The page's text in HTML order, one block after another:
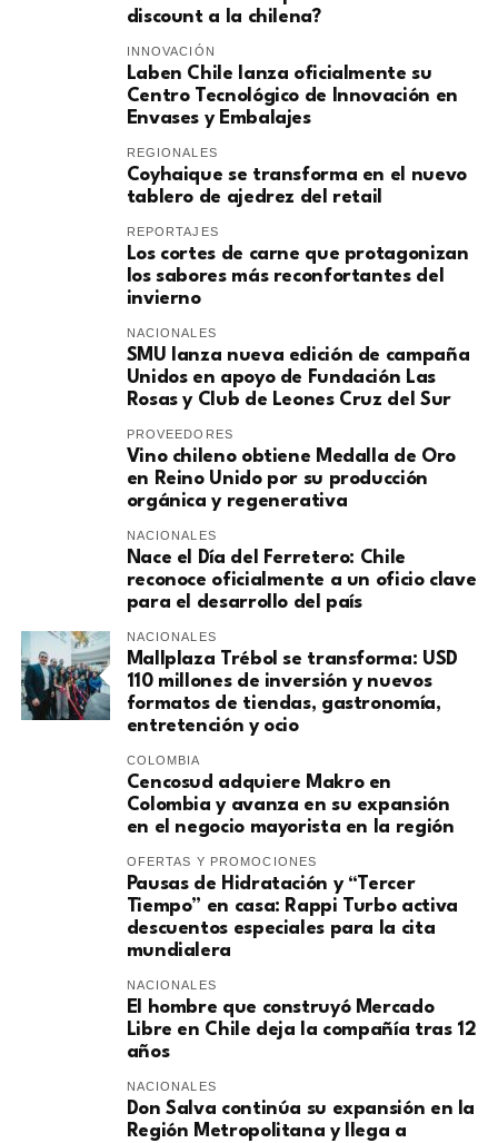
discount a la chilena?
INNOVACIÓN
Laben Chile lanza oficialmente su
Centro Tecnológico de Innovación en
Envases y Embalajes
REGIONALES
Coyhaique se transforma en el nuevo
tablero de ajedrez del retail
REPORTAJES
Los cortes de carne que protagonizan
los sabores más reconfortantes del
invierno
NACIONALES
SMU lanza nueva edición de campaña
Unidos en apoyo de Fundación Las
Rosas y Club de Leones Cruz del Sur
PROVEEDORES
Vino chileno obtiene Medalla de Oro
en Reino Unido por su producción
orgánica y regenerativa
NACIONALES
Nace el Día del Ferretero: Chile
reconoce oficialmente a un oficio clave
para el desarrollo del país
NACIONALES
Mallplaza Trébol se transforma: USD
110 millones de inversión y nuevos
formatos de tiendas, gastronomía,
entretención y ocio
COLOMBIA
Cencosud adquiere Makro en
Colombia y avanza en su expansión
en el negocio mayorista en la región
OFERTAS Y PROMOCIONES
Pausas de Hidratación y “Tercer
Tiempo” en casa: Rappi Turbo activa
descuentos especiales para la cita
mundialera
NACIONALES
El hombre que construyó Mercado
Libre en Chile deja la compañía tras 12
años
NACIONALES
Don Salva continúa su expansión en la
Región Metropolitana y llega a